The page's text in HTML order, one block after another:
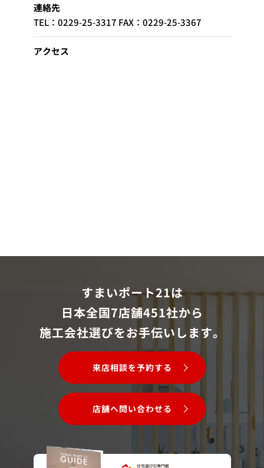
連絡先
TEL：0229-25-3317 FAX：0229-25-3367
アクセス
すまいポート21は
日本全国7店舗451社から
施工会社選びをお手伝いします。
来店相談を予約する
店舗へ問い合わせる